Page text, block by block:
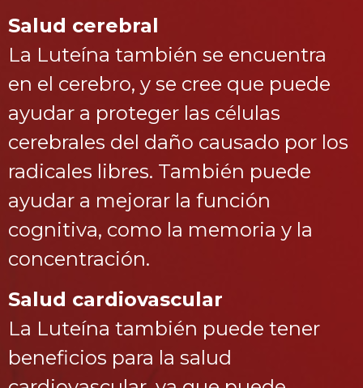
Salud cerebral
La Luteína también se encuentra
en el cerebro, y se cree que puede
ayudar a proteger las células
cerebrales del daño causado por los
radicales libres. También puede
ayudar a mejorar la función
cognitiva, como la memoria y la
concentración.
Salud cardiovascular
La Luteína también puede tener
beneficios para la salud